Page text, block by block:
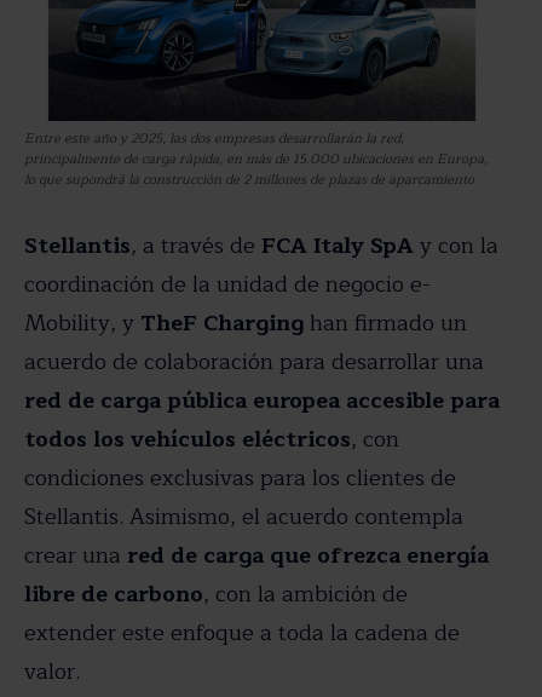
Entre este año y 2025, las dos empresas desarrollarán la red,
principalmente de carga rápida, en más de 15.000 ubicaciones en Europa,
lo que supondrá la construcción de 2 millones de plazas de aparcamiento
Stellantis, a través de FCA Italy SpAy con la
coordinación de la unidad de negocio e-
Mobility, y TheF Charging han firmado un
acuerdo de colaboración para desarrollar una
red de carga pública europea accesible para
todos los vehículos eléctricos, con
condiciones exclusivas para los clientes de
Stellantis. Asimismo, el acuerdo contempla
crear una red de carga que ofrezca energía
libre de carbono, con la ambición de
extender este enfoque a toda la cadena de
valor.